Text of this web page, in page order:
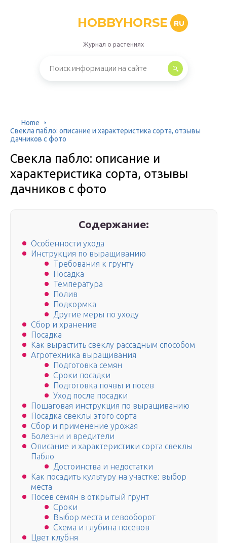
HOBBYHORSE RU
Журнал о растениях
Home
Свекла пабло: описание и характеристика сорта, отзывы
дачников с фото
Свекла пабло: описание и
характеристика сорта, отзывы
дачников с фото
Содержание:
Особенности ухода
Инструкция по выращиванию
Требования к грунту
Посадка
Температура
Полив
Подкормка
Другие меры по уходу
Сбор и хранение
Посадка
Как вырастить свеклу рассадным способом
Агротехника выращивания
Подготовка семян
Сроки посадки
Подготовка почвы и посев
Уход после посадки
Пошаговая инструкция по выращиванию
Посадка свеклы этого сорта
Сбор и применение урожая
Болезни и вредители
Описание и характеристики сорта свеклы
Пабло
Достоинства и недостатки
Как посадить культуру на участке: выбор
места
Посев семян в открытый грунт
Сроки
Выбор места и севооборот
Схема и глубина посевов
Цвет клубня